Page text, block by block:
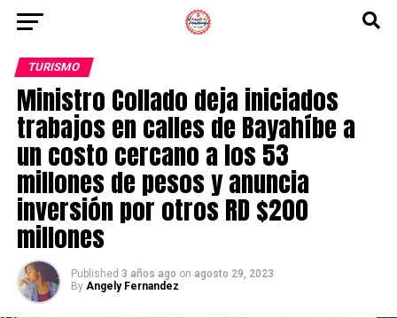
TURISMO
Ministro Collado deja iniciados
trabajos en calles de Bayahíbe a
un costo cercano a los 53
millones de pesos y anuncia
inversión por otros RD $200
millones
Published 3 años ago on agosto 29, 2023
By Angely Fernandez